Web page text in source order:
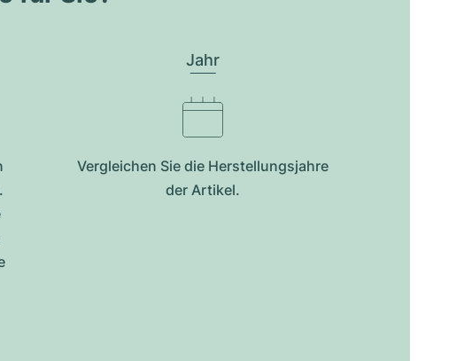
Jahr
Vergleichen Sie die Herstellungsjahre
der Artikel.